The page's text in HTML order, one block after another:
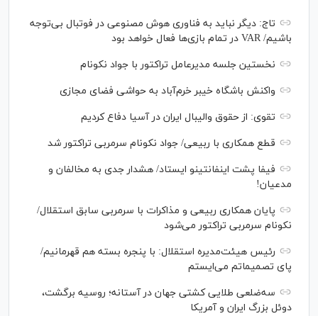
تاج: دیگر نباید به فناوری هوش مصنوعی در فوتبال بی‌توجه
باشیم/ VAR در تمام بازی‌ها فعال خواهد بود
نخستین جلسه مدیرعامل تراکتور با جواد نکونام
واکنش باشگاه خیبر خرم‌آباد به حواشی فضای مجازی
تقوی: از حقوق والیبال ایران در آسیا دفاع کردیم
قطع همکاری با ربیعی/ جواد نکونام سرمربی تراکتور شد
فیفا پشت اینفانتینو ایستاد/ هشدار جدی به مخالفان و
مدعیان!
پایان همکاری ربیعی و مذاکرات با سرمربی سابق استقلال/
نکونام سرمربی تراکتور می‌شود
رئیس هیئت‌مدیره استقلال: با پنجره بسته هم قهرمانیم/
پای تصمیماتم می‌ایستم
سه‌ضلعی طلایی کشتی جهان در آستانه؛ روسیه برگشت،
دوئل بزرگ ایران و آمریکا